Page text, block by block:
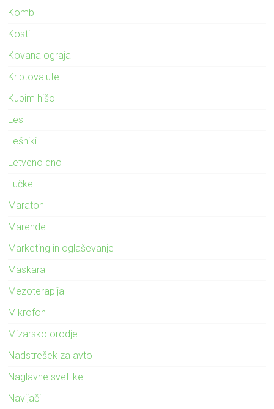
Kombi
Kosti
Kovana ograja
Kriptovalute
Kupim hišo
Les
Lešniki
Letveno dno
Lučke
Maraton
Marende
Marketing in oglaševanje
Maskara
Mezoterapija
Mikrofon
Mizarsko orodje
Nadstrešek za avto
Naglavne svetilke
Navijači